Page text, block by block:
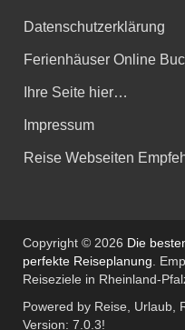
Datenschutzerklärung
Ferienhäuser Online
Ihre Seite hier…
Impressum
Reise Webseiten
Copyright © 2026 Die
perfekte Reiseplanung .
Reiseziele in Rheinland-
Powered by Reise, Urlaub,
Version: 7.0.3!